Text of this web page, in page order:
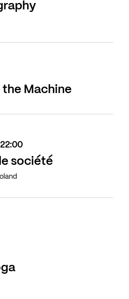
the Machine
société